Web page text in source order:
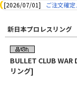
[2026/07/01]
ご注文確
新日本プロレスリング
BULLET CLUB WAR
リング]